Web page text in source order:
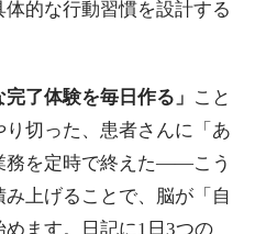
的な行動習慣を設計する
了体験を毎日作る」 こと
切った、患者さんに「あ
務を定時で終えた——こう
上げることで、脳が「自
ます。日記に1日3つの